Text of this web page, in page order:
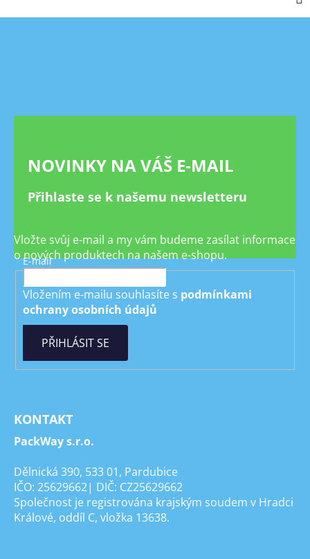
Z
NOVINKY NA VÁŠ E-MAIL
Přihlaste se k našemu newsletteru
Vložte svůj e-mail a my vám budeme zasílat informace
o nových produktech na našem e-shopu.
E-mail
Vložením e-mailu souhlasíte s podmínkami
ochrany osobních údajů
PŘIHLÁSIT SE
KONTAKT
PackWay s.r.o.
Dělnická 390, 533 01, Pardubice
IČO: 25629662| DIČ: CZ25629662
Společnost je registrována krajským soudem v Hradci
Králové, oddíl C, vložka 13638.